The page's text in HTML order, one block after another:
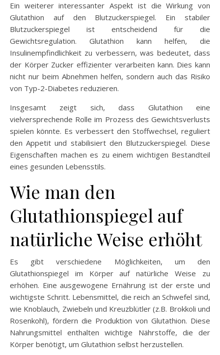
Ein weiterer interessanter Aspekt ist die Wirkung von
Glutathion auf den Blutzuckerspiegel. Ein stabiler
Blutzuckerspiegel ist entscheidend für die
Gewichtsregulation. Glutathion kann helfen, die
Insulinempfindlichkeit zu verbessern, was bedeutet, dass
der Körper Zucker effizienter verarbeiten kann. Dies kann
nicht nur beim Abnehmen helfen, sondern auch das Risiko
von Typ-2-Diabetes reduzieren.
Insgesamt zeigt sich, dass Glutathion eine
vielversprechende Rolle im Prozess des Gewichtsverlusts
spielen könnte. Es verbessert den Stoffwechsel, reguliert
den Appetit und stabilisiert den Blutzuckerspiegel. Diese
Eigenschaften machen es zu einem wichtigen Bestandteil
eines gesunden Lebensstils.
Wie man den
Glutathionspiegel auf
natürliche Weise erhöht
Es gibt verschiedene Möglichkeiten, um den
Glutathionspiegel im Körper auf natürliche Weise zu
erhöhen. Eine ausgewogene Ernährung ist der erste und
wichtigste Schritt. Lebensmittel, die reich an Schwefel sind,
wie Knoblauch, Zwiebeln und Kreuzblütler (z.B. Brokkoli und
Rosenkohl), fördern die Produktion von Glutathion. Diese
Nahrungsmittel enthalten wichtige Nährstoffe, die der
Körper benötigt, um Glutathion selbst herzustellen.